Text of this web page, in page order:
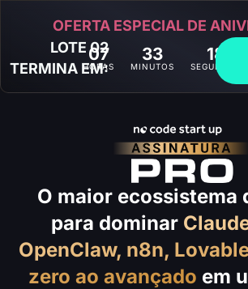
OFERTA ESPECIAL DE
LOTE 02
TERMINA EM:
07
HORAS
33
MINUTOS
16
SEGUNDOS
O maior ecossistema
para dominar
OpenClaw, n8n,
zero ao avançado em